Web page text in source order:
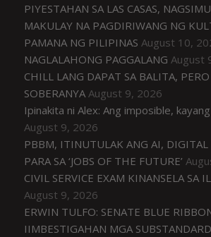
PIYESTAHAN SA LAS CASAS,
MAKULAY NA PAGDIRIWANG NG
PAMANA NG PILIPINAS August 10,
NAGLALAHONG PAGGALANG August
CHILL LANG DAPAT SA BALITA,
SOBERANYA August 9, 2026
Ipinakita ni Alex: Ang imposible,
August 9, 2026
PBBM, ITINUTULAK ANG AI, DIGITAL
PARA SA ‘JOBS OF THE FUTURE’
CIVIL SERVICE EXAM KINANSELA SA
August 9, 2026
ERWIN TULFO: SENATE BLUE
IIMBESTIGAHAN MGA